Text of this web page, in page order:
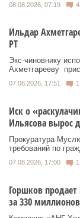
08.08.2026, 07:19 4
Ильдар
РТ
Экс‑чиновнику
Ахметгарееву
07.08.2026, 17:51 1
Иск о
Ильясова вырос
Прокуратура
требований по
07.08.2026, 17:00 1
Горшков
за 330 миллионов